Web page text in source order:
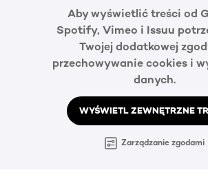
Aby wyświetlić treści od
Spotify, Vimeo i Issuu
Twojej dodatkowej
przechowywanie cookies i
danych.
WYŚWIETL ZEWNĘTRZNE
Zarządzanie zgodami